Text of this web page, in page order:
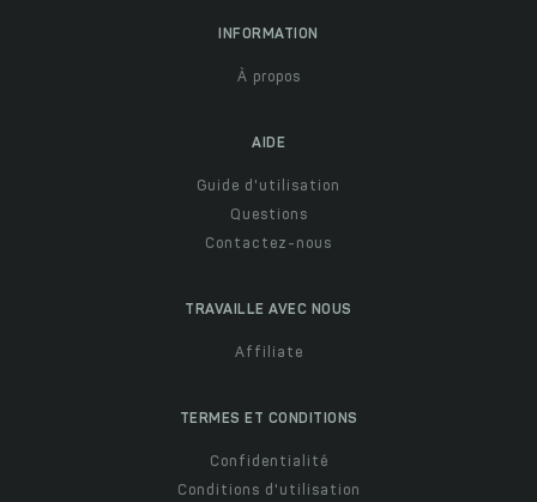
INFORMATION
À propos
AIDE
Guide d'utilisation
Questions
Contactez-nous
TRAVAILLE AVEC NOUS
Affiliate
TERMES ET CONDITIONS
Confidentialité
Conditions d'utilisation